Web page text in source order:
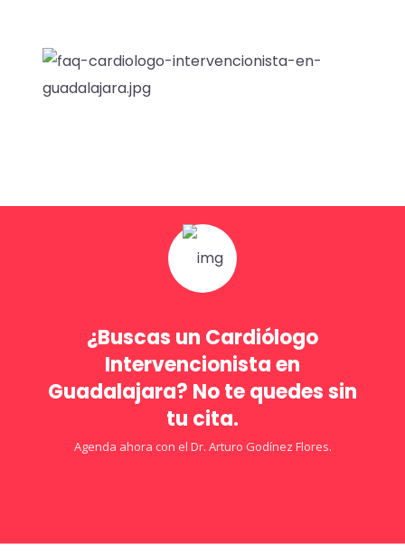
¿Buscas un Cardiólogo
Intervencionista en
Guadalajara? No te quedes sin
tu cita.
Agenda ahora con el Dr. Arturo Godínez Flores.